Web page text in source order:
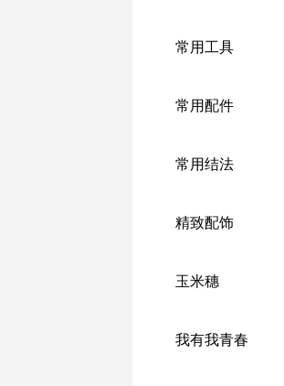
常用工具
常用配件
常用结法
精致配饰
玉米穗
我有我青春